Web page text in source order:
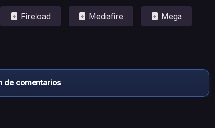
Fireload Mediafire Mega
de comentarios